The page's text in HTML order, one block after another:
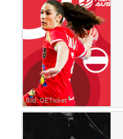
Bild: OETicket